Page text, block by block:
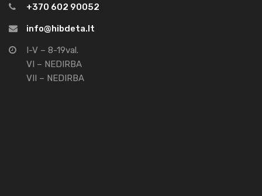
+370 602 90052
info@hibdeta.lt
I-V – 8-19val.
VI – NEDIRBA
VII – NEDIRBA